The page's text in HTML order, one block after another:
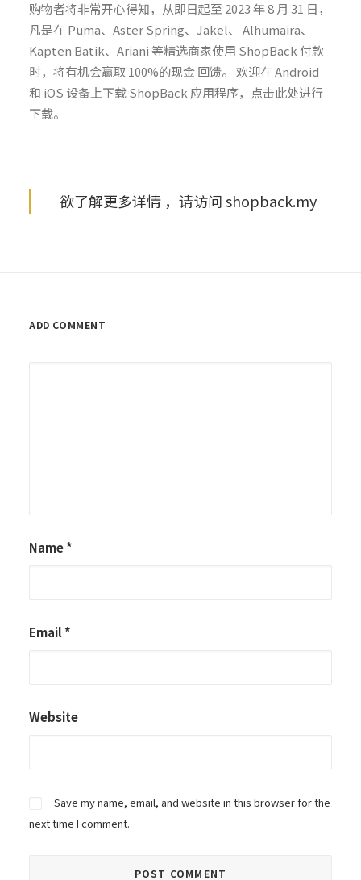
购物者将非常开心得知，从即日起至 2023 年 8 月 31 日，
凡是在 Puma、Aster Spring、Jakel、 Alhumaira、
Kapten Batik、Ariani 等精选商家使用 ShopBack 付款
时，将有机会赢取 100%的现金 回馈。 欢迎在 Android
和 iOS 设备上下载 ShopBack 应用程序，点击此处进行
下载。
欲了解更多详情 ，请访问 shopback.my
ADD COMMENT
Name*
Email*
Website
Save my name, email, and website in this browser for the
next time I comment.